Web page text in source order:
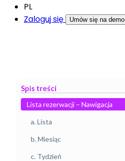
PL
Zaloguj się
Umów się na demo
Spis treści
Lista rezerwacji – Nawigacja
a. Lista
b. Miesiąc
c. Tydzień